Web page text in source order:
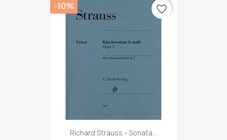
Richard Strauss - Sonata...
-10% favorite_border